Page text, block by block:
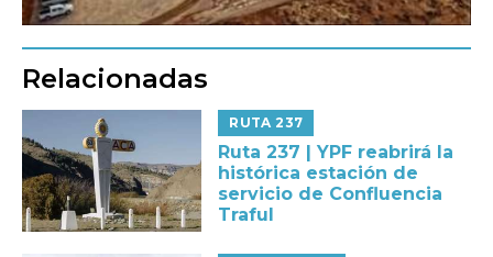
Relacionadas
RUTA 237
Ruta 237 | YPF reabrirá la
histórica estación de
servicio de Confluencia
Traful